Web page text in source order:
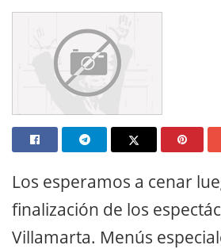
Los esperamos a cenar
finalización de los
Villamarta. Menús